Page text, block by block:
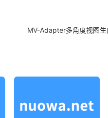
MV-Adapter多角度视图